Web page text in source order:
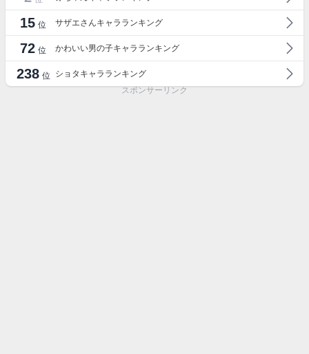
15 位 サザエさんキャラランキング
72 位 かわいい男の子キャラランキング
238 位
ショタキャラランキング
スポンサーリンク